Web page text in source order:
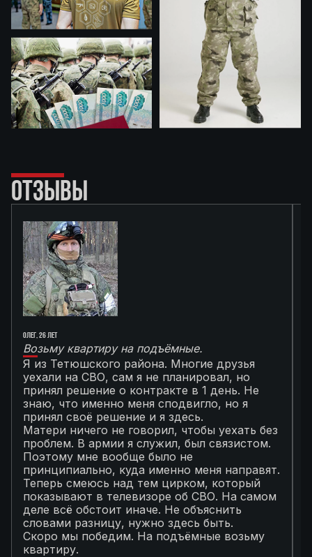
ОТЗЫВЫ
Олег, 26 лет
Возьму квартиру на подъёмные.
Я из Тетюшского района. Многие друзья
уехали на СВО, сам я не планировал, но
принял решение о контракте в 1 день. Не
знаю, что именно меня сподвигло, но я
принял своё решение и я здесь.
Матери ничего не говорил, чтобы уехать без
проблем. В армии я служил, был связистом.
Поэтому мне вообще было не
принципиально, куда именно меня направят.
Теперь смеюсь над тем цирком, который
показывают в телевизоре об СВО. На самом
деле всё обстоит иначе. Не объяснить
словами разницу, нужно здесь быть.
Скоро мы победим. На подъёмные возьму
квартиру.